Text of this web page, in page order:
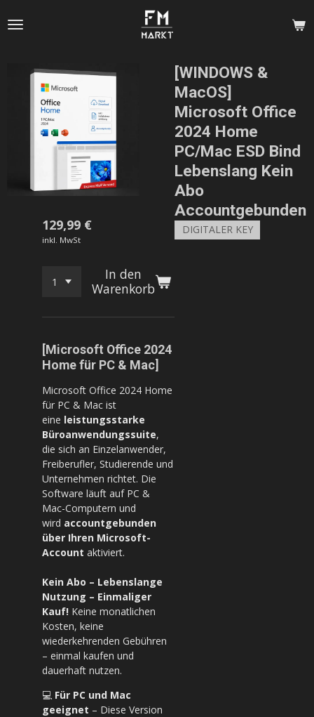
Hauptinhalt
[WINDOWS &
MacOS]
Microsoft Office
2024 Home
PC/Mac ESD Bind
Lebenslang Kein
Abo
Accountgebunden
DIGITALER KEY
129,99 €
inkl. MwSt
In den
Warenkorb
[Microsoft Office 2024
Home für PC & Mac]
Microsoft Office 2024 Home
für PC & Mac ist
eine leistungsstarke
Büroanwendungssuite,
die sich an Einzelanwender,
Freiberufler, Studierende und
Unternehmen richtet. Die
Software läuft auf PC &
Mac-Computern und
wird accountgebunden
über Ihren Microsoft-
Account aktiviert.
Kein Abo – Lebenslange
Nutzung – Einmaliger
Kauf! Keine monatlichen
Kosten, keine
wiederkehrenden Gebühren
– einmal kaufen und
dauerhaft nutzen.
💻 Für PC und Mac
geeignet – Diese Version